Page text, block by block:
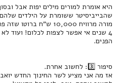
היא אומרת למורים מילים יפות אבל
מורה מרוויח 10,000
4 שנים אי אפשר לצפות לכלום! ועוד
הפנים.
סיפור 3️⃣: לחשוב אחרת.
אז מה אני מציע לשר החינוך החדש